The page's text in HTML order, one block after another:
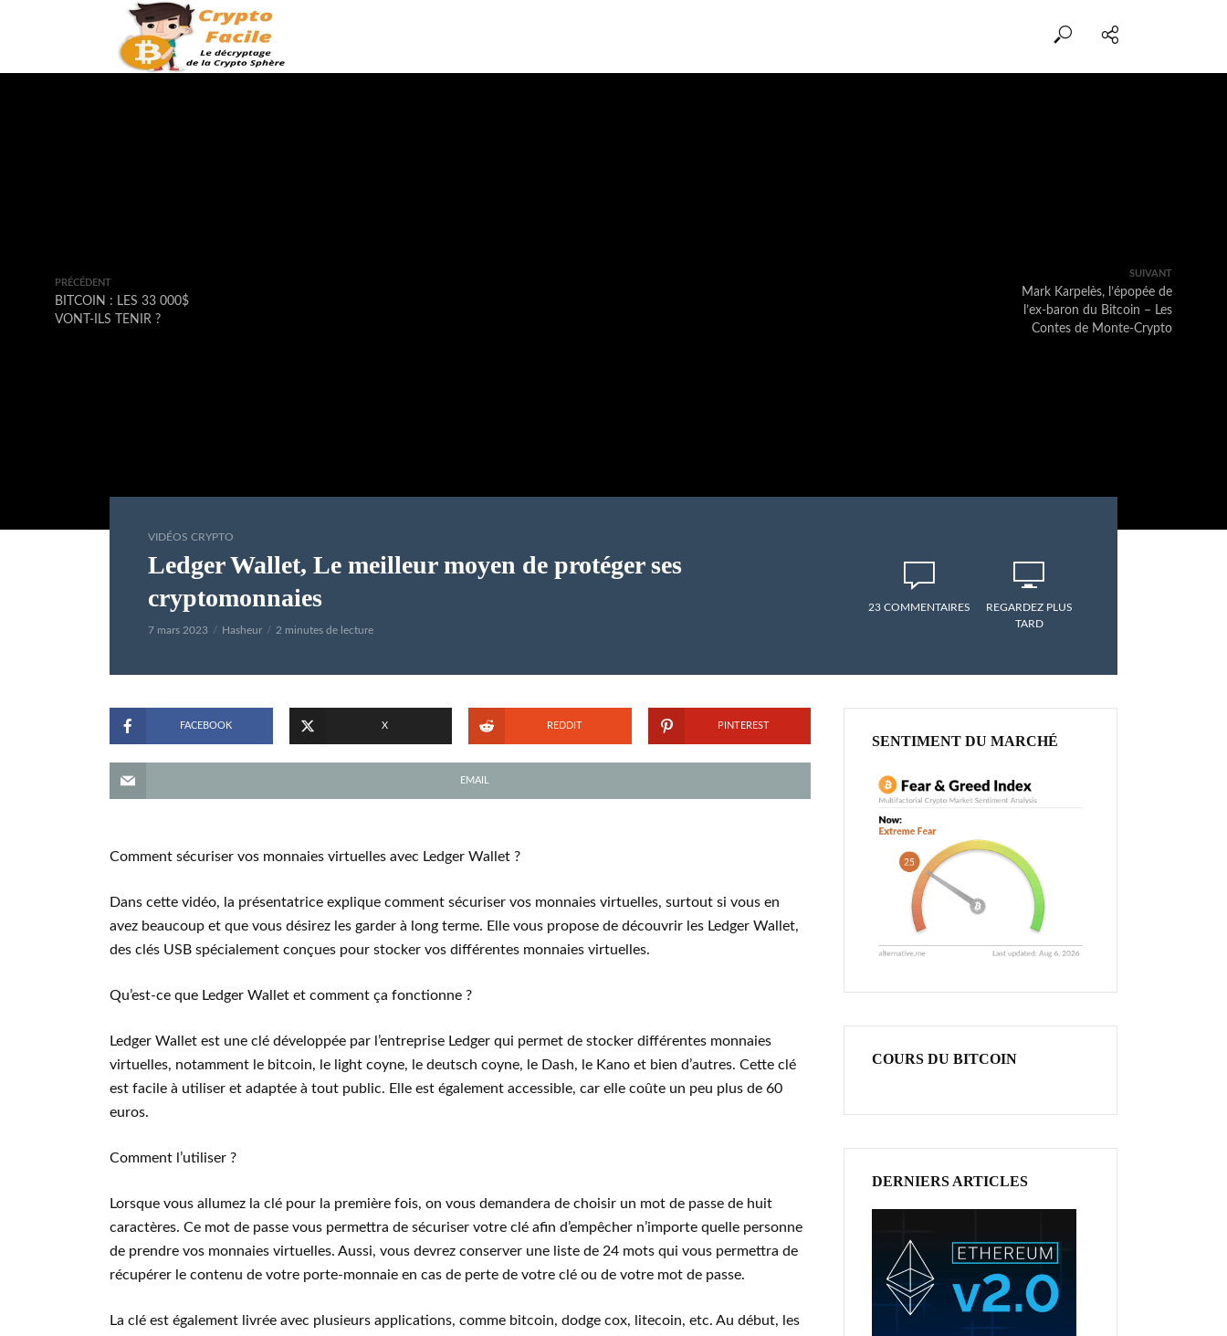
PRÉCÉDENT
BITCOIN : LES 33 000$
VONT-ILS TENIR ?
SUIVANT
Mark Karpelès, l’épopée de
l’ex-baron du Bitcoin – Les
Contes de Monte-Crypto
VIDÉOS CRYPTO
Ledger Wallet, Le meilleur moyen de protéger ses
cryptomonnaies
7 mars 2023 Hasheur 2 minutes de lecture
23 COMMENTAIRES
REGARDEZ PLUS
TARD
FACEBOOK X REDDIT PINTEREST
EMAIL
Comment sécuriser vos monnaies virtuelles avec Ledger Wallet ?
Dans cette vidéo, la présentatrice explique comment sécuriser vos monnaies virtuelles, surtout si vous en
avez beaucoup et que vous désirez les garder à long terme. Elle vous propose de découvrir les Ledger Wallet,
des clés USB spécialement conçues pour stocker vos différentes monnaies virtuelles.
Qu’est-ce que Ledger Wallet et comment ça fonctionne ?
Ledger Wallet est une clé développée par l’entreprise Ledger qui permet de stocker différentes monnaies
virtuelles, notamment le bitcoin, le light coyne, le deutsch coyne, le Dash, le Kano et bien d’autres. Cette clé
est facile à utiliser et adaptée à tout public. Elle est également accessible, car elle coûte un peu plus de 60
euros.
Comment l’utiliser ?
Lorsque vous allumez la clé pour la première fois, on vous demandera de choisir un mot de passe de huit
caractères. Ce mot de passe vous permettra de sécuriser votre clé afin d’empêcher n’importe quelle personne
de prendre vos monnaies virtuelles. Aussi, vous devrez conserver une liste de 24 mots qui vous permettra de
récupérer le contenu de votre porte-monnaie en cas de perte de votre clé ou de votre mot de passe.
La clé est également livrée avec plusieurs applications, comme bitcoin, dodge cox, litecoin, etc. Au début, les
SENTIMENT DU MARCHÉ
COURS DU BITCOIN
DERNIERS ARTICLES